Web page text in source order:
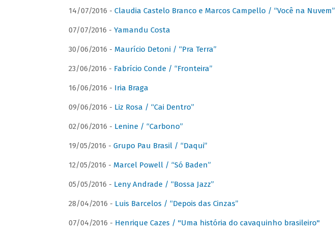
14/07/2016 - Claudia Castelo Branco e Marcos Campello / “Você na Nuvem”
07/07/2016 - Yamandu Costa
30/06/2016 - Maurício Detoni / “Pra Terra”
23/06/2016 - Fabrício Conde / “Fronteira”
16/06/2016 - Iria Braga
09/06/2016 - Liz Rosa / “Cai Dentro”
02/06/2016 - Lenine / “Carbono”
19/05/2016 - Grupo Pau Brasil / “Daqui”
12/05/2016 - Marcel Powell / “Só Baden”
05/05/2016 - Leny Andrade / “Bossa Jazz”
28/04/2016 - Luis Barcelos / “Depois das Cinzas”
07/04/2016 - Henrique Cazes / "Uma história do cavaquinho brasileiro"